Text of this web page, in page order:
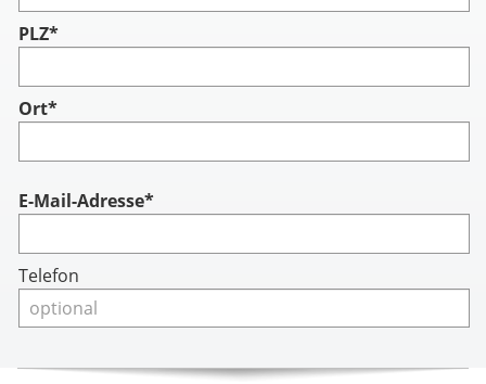
PLZ*
Ort*
Account
E-Mail-Adresse*
Telefon